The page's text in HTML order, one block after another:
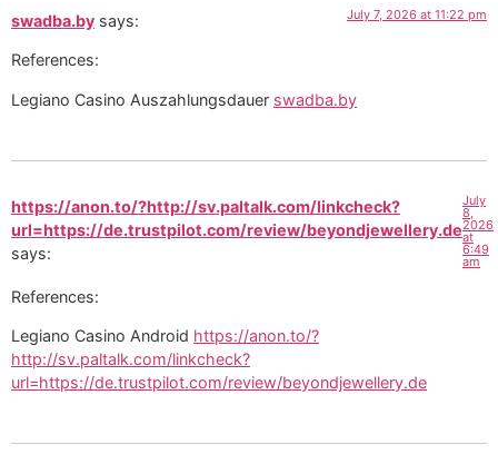
swadba.by says: July 7, 2026 at 11:22 pm
References:
Legiano Casino Auszahlungsdauer swadba.by
https://anon.to/?http://sv.paltalk.com/linkcheck?
url=https://de.trustpilot.com/review/beyondjewellery.de
says:
July
8,
2026
at
6:49
am
References:
Legiano Casino Android https://anon.to/?
http://sv.paltalk.com/linkcheck?
url=https://de.trustpilot.com/review/beyondjewellery.de